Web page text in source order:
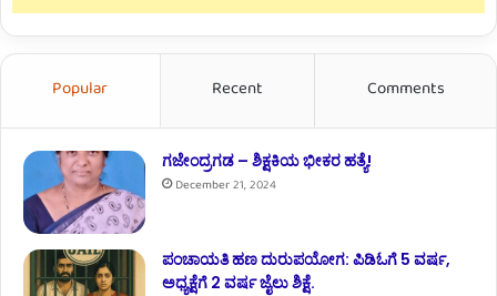
Popular Recent Comments
ಗಜೇಂದ್ರಗಡ – ಶಿಕ್ಷಕಿಯ ಭೀಕರ ಹತ್ಯೆ!
December 21, 2024
ಪಂಚಾಯತಿ ಹಣ ದುರುಪಯೋಗ: ಪಿಡಿಓಗೆ 5 ವರ್ಷ,
ಅಧ್ಯಕ್ಷೆಗೆ 2 ವರ್ಷ ಜೈಲು ಶಿಕ್ಷೆ.